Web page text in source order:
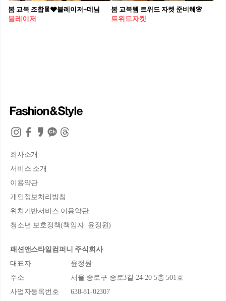
봄 교복 조합👖🩶블레이저+데님
블레이저
봄 교복템 트위드 자켓 준비해🌸
트위드자켓
회사소개
서비스 소개
이용약관
개인정보처리방침
위치기반서비스 이용약관
청소년 보호정책(책임자: 윤정원)
패션앤스타일컴퍼니 주식회사
대표자
윤정원
주소
서울 종로구 종로3길 24-20 5층 501호
사업자등록번호
638-81-02307